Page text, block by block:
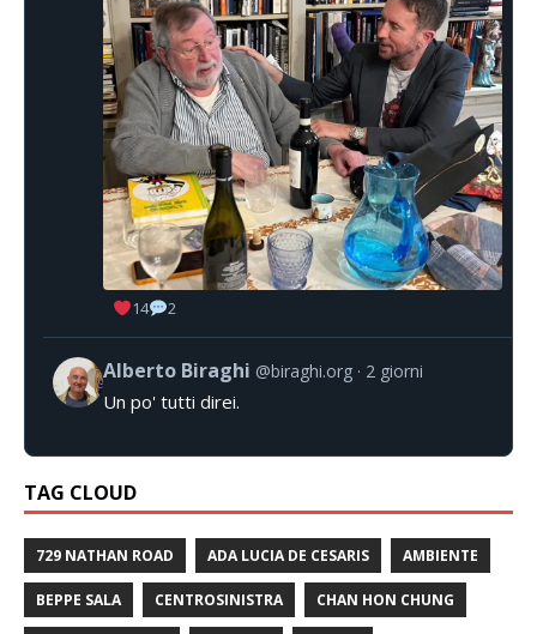
14 2
Alberto Biraghi @biraghi.org 2 giorni
Un po' tutti direi.
TAG CLOUD
729 NATHAN ROAD ADA LUCIA DE CESARIS AMBIENTE
BEPPE SALA CENTROSINISTRA CHAN HON CHUNG